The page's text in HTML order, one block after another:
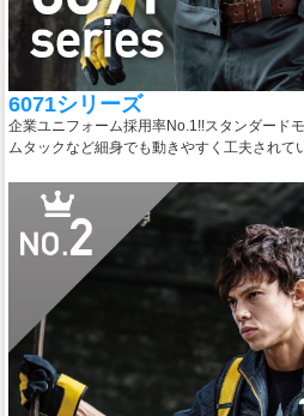
6071シリーズ
企業ユニフォーム採用率No.1!!スタンダード
ムタックなど細身でも動きやすく工夫されて